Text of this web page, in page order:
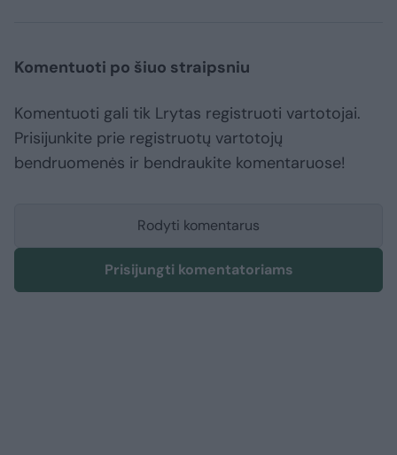
Komentuoti po šiuo straipsniu
Komentuoti gali tik Lrytas registruoti vartotojai.
Prisijunkite prie registruotų vartotojų
bendruomenės ir bendraukite komentaruose!
Rodyti komentarus
Prisijungti komentatoriams